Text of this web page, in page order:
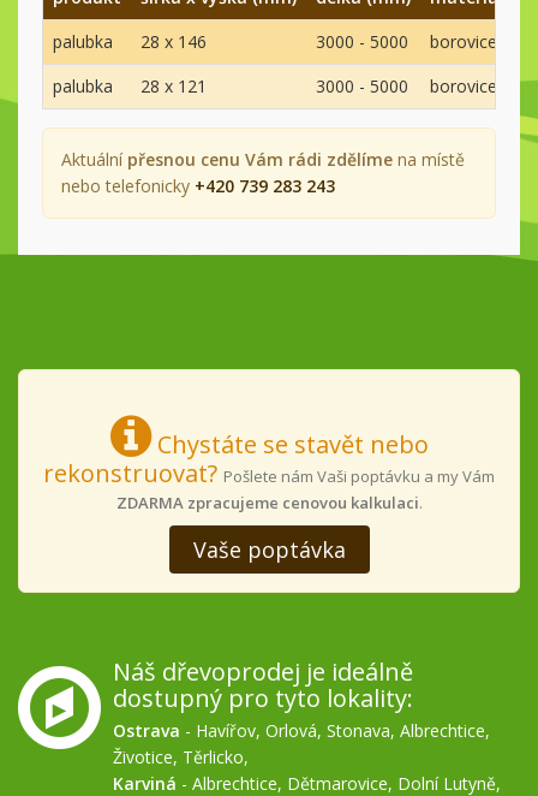
palubka
28 x 146 3000 - 5000 borovice
palubka
28 x 121 3000 - 5000 borovice
Aktuální přesnou cenu Vám rádi zdělíme na místě
nebo telefonicky +420 739 283 243
Chystáte se stavět nebo
rekonstruovat? Pošlete nám Vaši poptávku a my Vám
ZDARMA zpracujeme cenovou kalkulaci.
Vaše poptávka
Náš dřevoprodej je ideálně
dostupný pro tyto lokality:
Ostrava - Havířov, Orlová, Stonava, Albrechtice,
Životice, Těrlicko,
Karviná - Albrechtice, Dětmarovice, Dolní Lutyně,